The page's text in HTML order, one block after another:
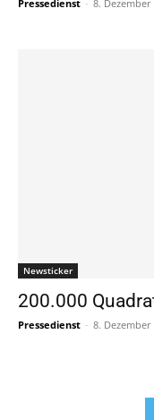
Pressedienst - 8. Dezember
Newsticker
200.000
Pressedienst - 8. Dezember